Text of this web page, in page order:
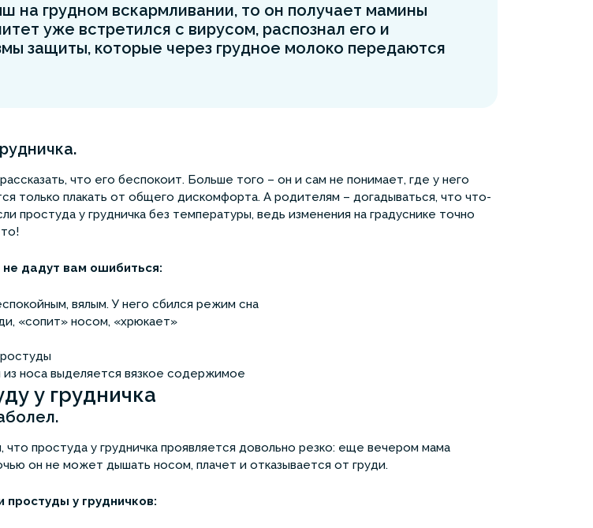
на грудном вскармливании, то он получает мамины
уже встретился с вирусом, распознал его и
защиты, которые через грудное молоко передаются
что его беспокоит. Больше того – он и сам не понимает, где у него
только плакать от общего дискомфорта. А родителям – догадываться, что что-
простуда у грудничка без температуры, ведь изменения на градуснике точно
не дадут вам ошибиться:
вялым. У него сбился режим сна
«сопит» носом, «хрюкает»
носа выделяется вязкое содержимое
у грудничка
что простуда у грудничка проявляется довольно резко: еще вечером мама
он не может дышать носом, плачет и отказывается от груди.
простуды у грудничков: